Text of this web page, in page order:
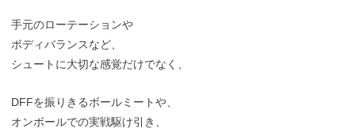
手元のローテーションや
ボディバランスなど、
シュートに大切な感覚だけでなく、
DFFを振りきるボールミートや、
オンボールでの実戦駆け引き、